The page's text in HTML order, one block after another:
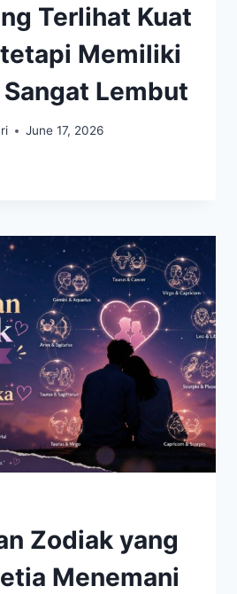
Terlihat Kuat
Memiliki
Lembut
June 17, 2026
Zodiak yang
Menemani